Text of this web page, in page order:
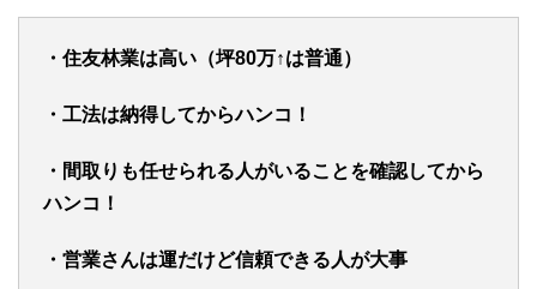
・住友林業は高い（坪80万↑は普通）
・工法は納得してからハンコ！
・間取りも任せられる人がいることを確認してから
ハンコ！
・営業さんは運だけど信頼できる人が大事